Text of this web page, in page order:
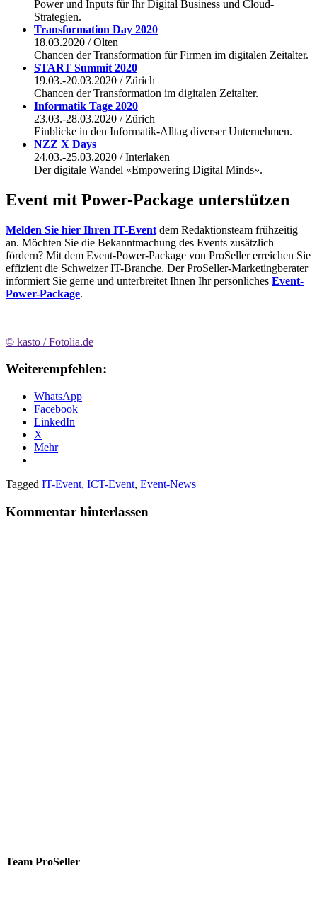
Power und Inputs für Ihr Digital Business und Cloud-
Strategien.
Transformation Day 2020
18.03.2020 / Olten
Chancen der Transformation für Firmen im digitalen Zeitalter.
START Summit 2020
19.03.-20.03.2020 / Zürich
Chancen der Transformation im digitalen Zeitalter.
Informatik Tage 2020
23.03.-28.03.2020 / Zürich
Einblicke in den Informatik-Alltag diverser Unternehmen.
NZZ X Days
24.03.-25.03.2020 / Interlaken
Der digitale Wandel «Empowering Digital Minds».
Event mit Power-Package unterstützen
Melden Sie hier Ihren IT-Event dem Redaktionsteam frühzeitig
an. Möchten Sie die Bekanntmachung des Events zusätzlich
fördern? Mit dem Event-Power-Package von ProSeller erreichen Sie
effizient die Schweizer IT-Branche. Der ProSeller-Marketingberater
informiert Sie gerne und unterbreitet Ihnen Ihr persönliches Event-
Power-Package.
© kasto / Fotolia.de
Weiterempfehlen:
WhatsApp
Facebook
LinkedIn
X
Mehr
Tagged IT-Event, ICT-Event, Event-News
Kommentar hinterlassen
Team ProSeller